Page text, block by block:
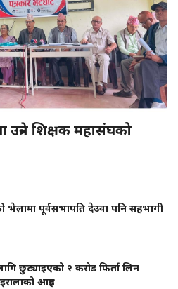
शिक्षक महासंघको
भेलामा पूर्वसभापति देउवा पनि सहभागी
छुट्याइएको २ करोड फिर्ता लिन
आग्रह